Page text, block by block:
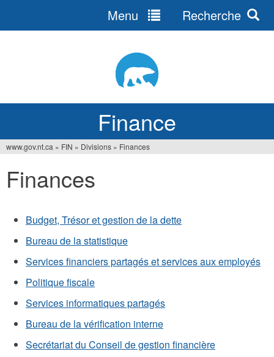
Finance
Menu Recherche
are
www.gov.nt.ca » FIN » Divisions » Finances
Finances
Budget, Trésor et gestion de la dette
Bureau de la statistique
Services financiers partagés et services aux employés
Politique fiscale
Services informatiques partagés
Bureau de la vérification interne
Secrétariat du Conseil de gestion financière